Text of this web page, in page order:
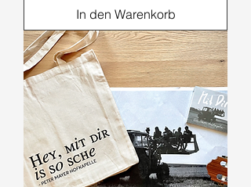
In den Warenkorb